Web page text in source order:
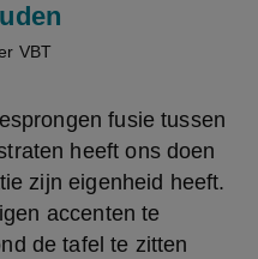
VBT
fusie tussen
heeft ons doen
zijn eigenheid heeft.
accenten te
de tafel te zitten